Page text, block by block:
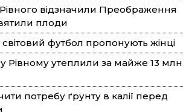
відзначили Преображення
плоди
футбол пропонують жінці
Рівному утеплили за майже 13 млн
потребу ґрунту в калії перед